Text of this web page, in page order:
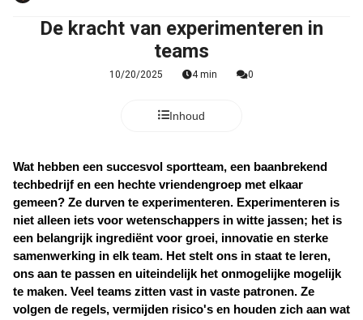
De kracht van experimenteren in
teams
10/20/2025 4 min 0
Inhoud
Wat hebben een succesvol sportteam, een baanbrekend
techbedrijf en een hechte vriendengroep met elkaar
gemeen? Ze durven te experimenteren. Experimenteren is
niet alleen iets voor wetenschappers in witte jassen; het is
een belangrijk ingrediënt voor groei, innovatie en sterke
samenwerking in elk team. Het stelt ons in staat te leren,
ons aan te passen en uiteindelijk het onmogelijke mogelijk
te maken. Veel teams zitten vast in vaste patronen. Ze
volgen de regels, vermijden risico's en houden zich aan wat